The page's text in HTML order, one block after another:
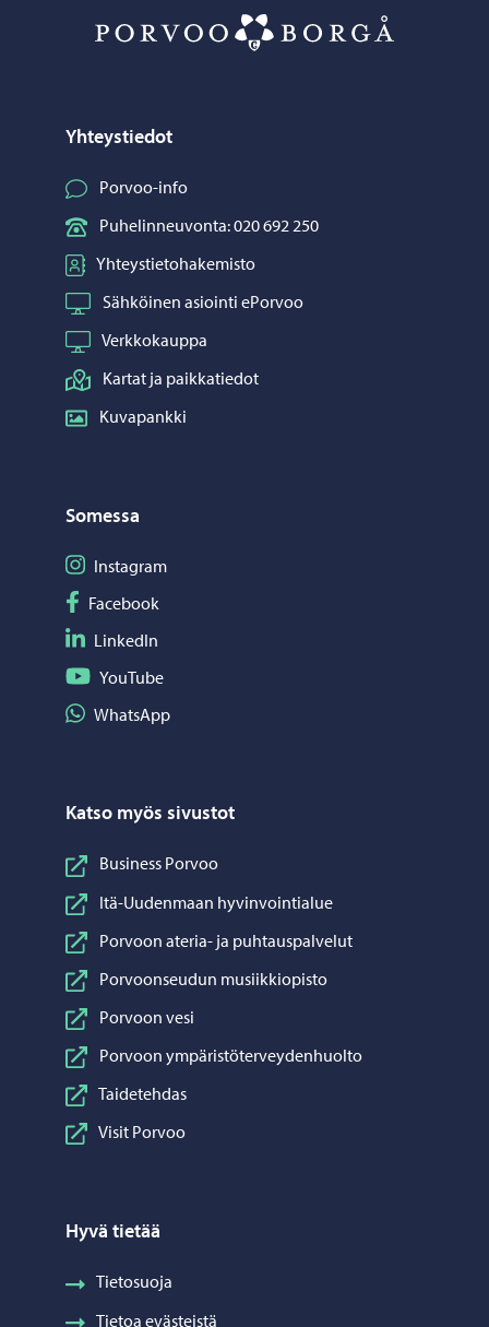
Yhteystiedot
Porvoo-info
Puhelinneuvonta: 020 692 250
Yhteystietohakemisto
Sähköinen asiointi ePorvoo
Verkkokauppa
Kartat ja paikkatiedot
Kuvapankki
Somessa
Seuraa Instagram
Instagram
Seuraa Facebook
Facebook
Seuraa LinkedIn
LinkedIn
Seuraa YouTube
YouTube
Jaa WhatsApp
WhatsApp
Katso myös sivustot
Business Porvoo
Itä-Uudenmaan hyvinvointialue
Porvoon ateria- ja puhtauspalvelut
Porvoonseudun musiikkiopisto
Porvoon vesi
Porvoon ympäristöterveydenhuolto
Taidetehdas
Visit Porvoo
Hyvä tietää
Tietosuoja
Tietoa evästeistä